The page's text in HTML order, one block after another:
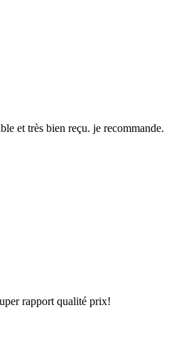
et très bien reçu. je recommande.
rapport qualité prix!